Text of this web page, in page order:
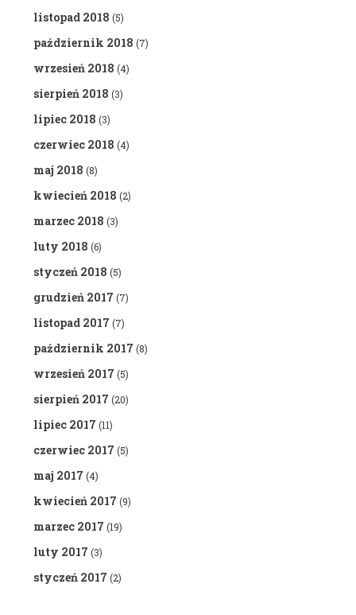
listopad 2018 (5)
październik 2018 (7)
wrzesień 2018 (4)
sierpień 2018 (3)
lipiec 2018 (3)
czerwiec 2018 (4)
maj 2018 (8)
kwiecień 2018 (2)
marzec 2018 (3)
luty 2018 (6)
styczeń 2018 (5)
grudzień 2017 (7)
listopad 2017 (7)
październik 2017 (8)
wrzesień 2017 (5)
sierpień 2017 (20)
lipiec 2017 (11)
czerwiec 2017 (5)
maj 2017 (4)
kwiecień 2017 (9)
marzec 2017 (19)
luty 2017 (3)
styczeń 2017 (2)